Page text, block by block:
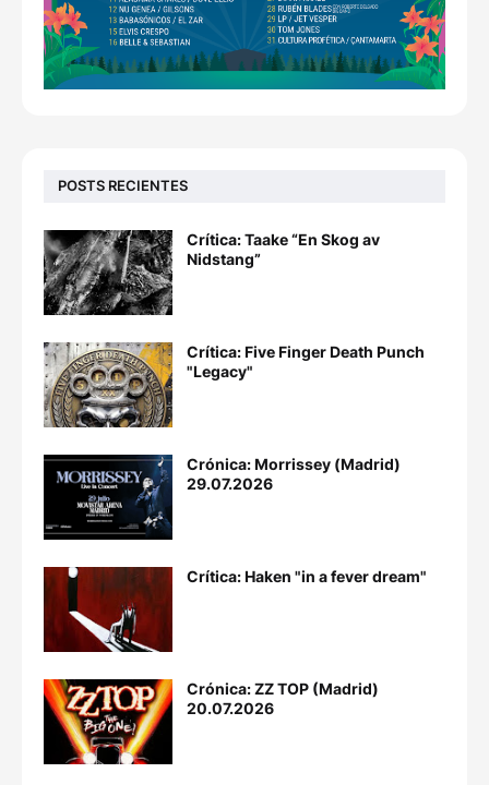
POSTS RECIENTES
Crítica: Taake “En Skog av
Nidstang”
Crítica: Five Finger Death Punch
"Legacy"
Crónica: Morrissey (Madrid)
29.07.2026
Crítica: Haken "in a fever dream"
Crónica: ZZ TOP (Madrid)
20.07.2026